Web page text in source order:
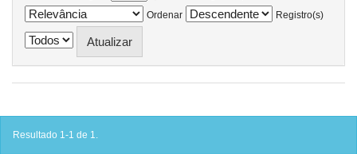
Ordenar
Registro(s)
Resultado 1-1 de 1.